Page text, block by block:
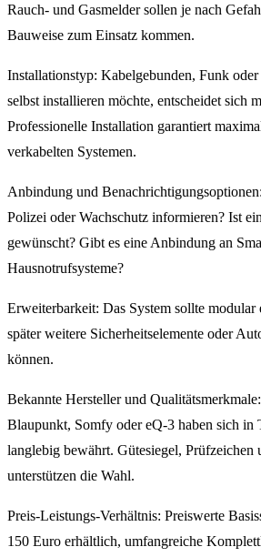
Rauch- und Gasmelder sollen je nach
Bauweise zum Einsatz kommen.
Installationstyp: Kabelgebunden, Funk
selbst installieren möchte, entscheidet sich
Professionelle Installation garantiert
verkabelten Systemen.
Anbindung und
Polizei oder Wachschutz informieren? Ist
gewünscht? Gibt es eine Anbindung an
Hausnotrufsysteme?
Erweiterbarkeit: Das System sollte modular
später weitere Sicherheitselemente oder
können.
Bekannte Hersteller und
Blaupunkt, Somfy oder eQ-3 haben sich in
langlebig bewährt. Gütesiegel, Prüfzeichen
unterstützen die Wahl.
Preis-Leistungs-Verhältnis: Preiswerte
150 Euro erhältlich, umfangreiche